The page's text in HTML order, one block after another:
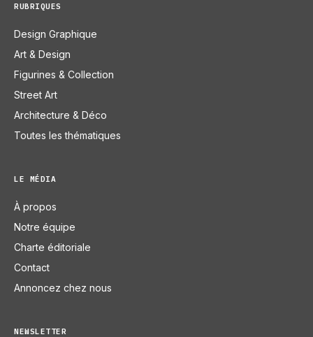
RUBRIQUES
Design Graphique
Art & Design
Figurines & Collection
Street Art
Architecture & Déco
Toutes les thématiques
LE MÉDIA
À propos
Notre équipe
Charte éditoriale
Contact
Annoncez chez nous
NEWSLETTER